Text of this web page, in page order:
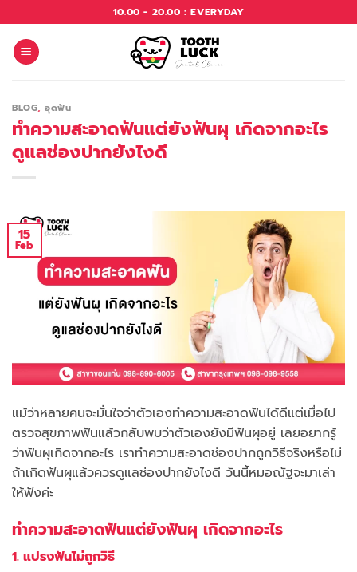
to
content
10.00 - 20.00 : EVERYDAY
BLOG,อุดฟัน
ทำความสะอาดฟันแต่ยังฟันผุ เกิดจากอะไร
ดูแลช่องปากยังไงดี
15
Feb
แม้ว่าหลายคนจะมั่นใจว่าตัวเองทำความสะอาดฟันได้ดีแต่เมื่อไป
ตรวจสุขภาพฟันแล้วกลับพบว่าตัวเองยังมีฟันผุอยู่ เลยอยากรู้
ว่าฟันผุเกิดจากอะไร เราทำความสะอาดช่องปากถูกวิธีจริงหรือไม่
ถ้าเกิดฟันผุแล้วควรดูแลช่องปากยังไงดี วันนี้หมอณัฐจะมาเล่า
ให้ฟังค่ะ
ทำความสะอาดฟันแต่ยังฟันผุ เกิดจากอะไร
1. แปรงฟันไม่ถูกวิธี